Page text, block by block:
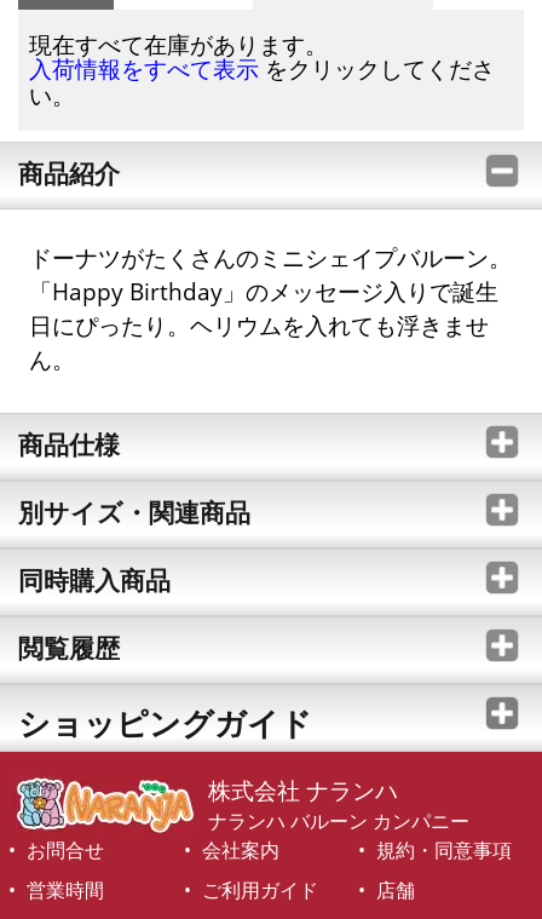
現在すべて在庫があります。
入荷情報をすべて表示 をクリックしてくださ
い。
商品紹介
ドーナツがたくさんのミニシェイプバルーン。
「Happy Birthday」のメッセージ入りで誕生
日にぴったり。ヘリウムを入れても浮きませ
ん。
商品仕様
別サイズ・関連商品
同時購入商品
閲覧履歴
ショッピングガイド
株式会社 ナランハ
ナランハ バルーン カンパニー
お問合せ
会社案内
規約・同意事項
営業時間
ご利用ガイド
店舗